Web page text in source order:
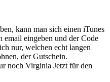
kann man sich einen iTunes
eingeben und der Code
nur, welchen echt langen
der Gutschein.
noch Virginia Jetzt für den